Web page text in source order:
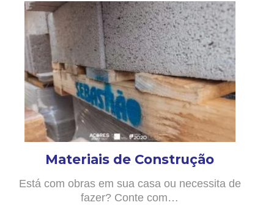
Materiais de Construção
Está com obras em sua casa ou necessita de
fazer? Conte com…